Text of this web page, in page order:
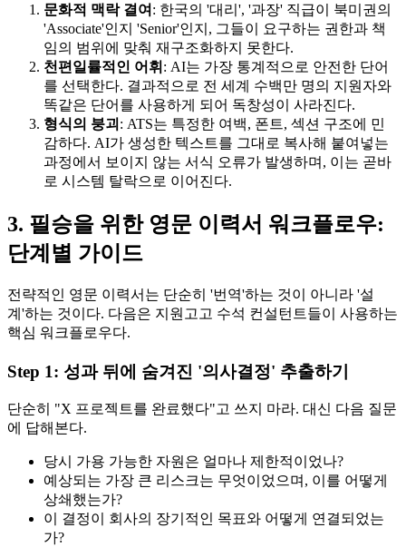
문화적 맥락 결여 : 한국의 '대리', '과장' 직급이 북미권의
'Associate'인지 'Senior'인지, 그들이 요구하는 권한과 책
임의 범위에 맞춰 재구조화하지 못한다.
천편일률적인 어휘 : AI는 가장 통계적으로 안전한 단어
를 선택한다. 결과적으로 전 세계 수백만 명의 지원자와
똑같은 단어를 사용하게 되어 독창성이 사라진다.
형식의 붕괴 : ATS는 특정한 여백, 폰트, 섹션 구조에 민
감하다. AI가 생성한 텍스트를 그대로 복사해 붙여넣는
과정에서 보이지 않는 서식 오류가 발생하며, 이는 곧바
로 시스템 탈락으로 이어진다.
3. 필승을 위한 영문 이력서 워크플로우:
단계별 가이드
전략적인 영문 이력서는 단순히 '번역'하는 것이 아니라 '설
계'하는 것이다. 다음은 지원고고 수석 컨설턴트들이 사용하는
핵심 워크플로우다.
Step 1: 성과 뒤에 숨겨진 '의사결정' 추출하기
단순히 "X 프로젝트를 완료했다"고 쓰지 마라. 대신 다음 질문
에 답해본다.
당시 가용 가능한 자원은 얼마나 제한적이었나?
예상되는 가장 큰 리스크는 무엇이었으며, 이를 어떻게
상쇄했는가?
이 결정이 회사의 장기적인 목표와 어떻게 연결되었는
가?